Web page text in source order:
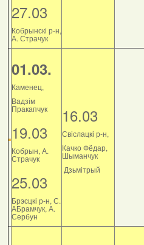
27.03
Кобрынскі р-н,
А. Страчук
01.03.
Каменец,
Вадзім
Пракапчук
19.03
Кобрын, А.
Страчук
25.03
Брэсцкі р-н, С.
АБрамчук, А.
Сербун
16.03
Свіслацкі р-н,
Качко Фёдар,
Шыманчук
Дзьмітрый